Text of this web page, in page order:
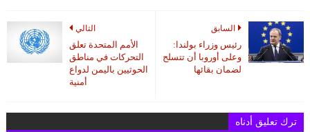
التالي
الأمم المتحدة تعلق
التحركات في مناطق
الحوثيين باليمن لدواع
أمنية
السابق
رئيس وزراء بولندا:
وعلى أوروبا أن تتسلح
لضمان بقائها
ترك تعليق أدناه